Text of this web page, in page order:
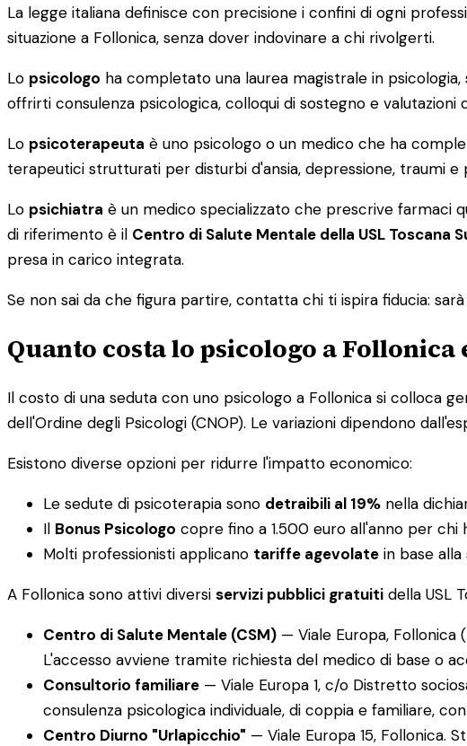
La legge italiana definisce con precisione i confini di ogni
situazione a Follonica, senza dover indovinare a chi rivolgerti.
Lo psicologo ha completato una laurea magistrale in
offrirti consulenza psicologica, colloqui di sostegno e valutazioni
Lo psicoterapeuta è uno psicologo o un medico che ha
terapeutici strutturati per disturbi d'ansia, depressione, traumi
Lo psichiatra è un medico specializzato che prescrive farmaci
di riferimento è il Centro di Salute Mentale della USL Toscana
presa in carico integrata.
Se non sai da che figura partire, contatta chi ti ispira fiducia:
Quanto costa lo psicologo a
Il costo di una seduta con uno psicologo a Follonica si colloca
dell'Ordine degli Psicologi (CNOP). Le variazioni dipendono
Esistono diverse opzioni per ridurre l'impatto economico:
Le sedute di psicoterapia sono detraibili al 19% nella
Il Bonus Psicologo copre fino a 1.500 euro all'anno per chi
Molti professionisti applicano tariffe agevolate in base
A Follonica sono attivi diversi servizi pubblici gratuiti della USL
Centro di Salute Mentale (CSM) — Viale Europa,
L'accesso avviene tramite richiesta del medico di base o
Consultorio familiare — Viale Europa 1, c/o Distretto
consulenza psicologica individuale, di coppia e familiare,
Centro Diurno "Urlapicchio" — Viale Europa 15, Follonica.